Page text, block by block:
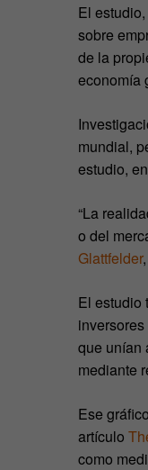
El
sobre
de la
economía
mundial,
estudio,
“La
o del
Glattfelder
El estudio
que unían
mediante
Ese
artículo
como